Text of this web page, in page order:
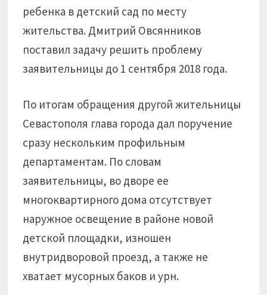
ребенка в детский сад по месту
жительства. Дмитрий Овсянников
поставил задачу решить проблему
заявительницы до 1 сентября 2018 года.
По итогам обращения другой жительницы
Севастополя глава города дал поручение
сразу нескольким профильным
департаментам. По словам
заявительницы, во дворе ее
многоквартирного дома отсутствует
наружное освещение в районе новой
детской площадки, изношен
внутридворовой проезд, а также не
хватает мусорных баков и урн.